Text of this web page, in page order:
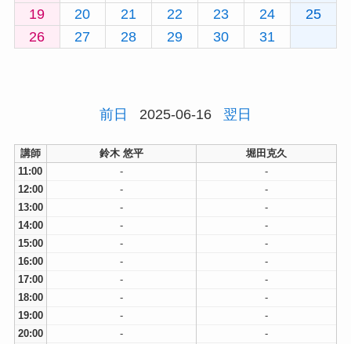
19
20 21 22 23 24
25
26
27 28 29 30 31
前日 2025-06-16 翌日
講師 鈴木 悠平
堀田克久
11:00
-
-
12:00
-
-
13:00
-
-
14:00
-
-
15:00
-
-
16:00
-
-
17:00
-
-
18:00
-
-
19:00
-
-
20:00
-
-